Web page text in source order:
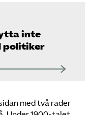
inte
politiker
med två rader